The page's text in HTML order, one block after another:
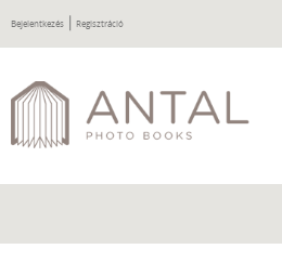
Bejelentkezés | Regisztráció